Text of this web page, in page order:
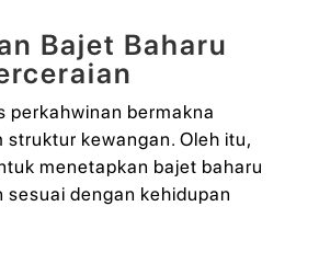
Bajet Baharu
perkahwinan bermakna
struktur kewangan. Oleh itu,
menetapkan bajet baharu
sesuai dengan kehidupan